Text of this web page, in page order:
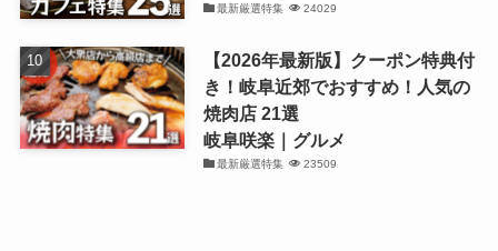
最新厳選特集 24029
【2026年最新版】クーポン特典付
き！岐阜近郊でおすすめ！人気の
焼肉店 21選
岐阜咲楽｜グルメ
最新厳選特集 23509